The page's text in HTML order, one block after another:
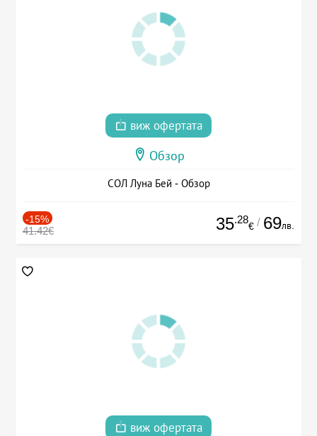
виж офертата
Обзор
СОЛ Луна Бей - Обзор
-15%
41.42€ 35.28
€ / 69лв.
виж офертата